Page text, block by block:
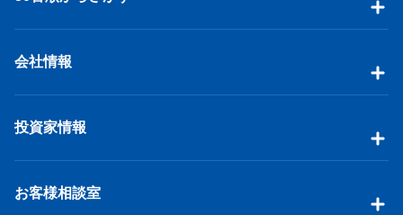
会社情報
投資家情報
お客様相談室